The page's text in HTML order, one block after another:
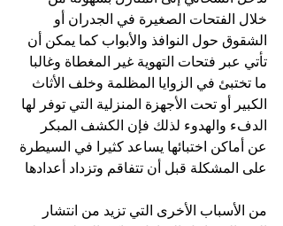
خلال الفتحات الصغيرة في الجدران أو
الشقوق حول النوافذ والأبواب كما يمكن أن
تأتي عبر فتحات التهوية غير المغطاة وغالبا
ما تختبئ في الزوايا المظلمة وخلف الأثاث
الكبير أو تحت الأجهزة المنزلية التي توفر لها
الدفء والهدوء لذلك فإن الكشف المبكر
عن أماكن اختبائها يساعد كثيرا في السيطرة
على المشكلة قبل أن تتفاقم وتزداد أعدادها
من الأسباب الأخرى التي تزيد من انتشار